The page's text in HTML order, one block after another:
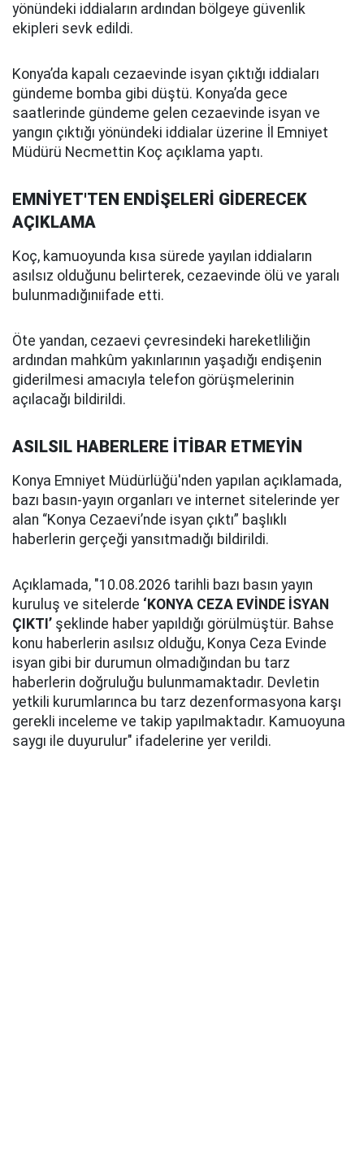
yönündeki iddiaların ardından bölgeye güvenlik
ekipleri sevk edildi.
Konya’da kapalı cezaevinde isyan çıktığı iddiaları
gündeme bomba gibi düştü. Konya’da gece
saatlerinde gündeme gelen cezaevinde isyan ve
yangın çıktığı yönündeki iddialar üzerine İl Emniyet
Müdürü Necmettin Koç açıklama yaptı.
EMNİYET'TEN ENDİŞELERİ GİDERECEK
AÇIKLAMA
Koç, kamuoyunda kısa sürede yayılan iddiaların
asılsız olduğunu belirterek, cezaevinde ölü ve yaralı
bulunmadığınıifade etti.
Öte yandan, cezaevi çevresindeki hareketliliğin
ardından mahkûm yakınlarının yaşadığı endişenin
giderilmesi amacıyla telefon görüşmelerinin
açılacağı bildirildi.
ASILSIL HABERLERE İTİBAR ETMEYİN
Konya Emniyet Müdürlüğü'nden yapılan açıklamada,
bazı basın-yayın organları ve internet sitelerinde yer
alan “Konya Cezaevi’nde isyan çıktı” başlıklı
haberlerin gerçeği yansıtmadığı bildirildi.
Açıklamada, "10.08.2026 tarihli bazı basın yayın
kuruluş ve sitelerde ‘KONYA CEZA EVİNDE İSYAN
ÇIKTI’ şeklinde haber yapıldığı görülmüştür. Bahse
konu haberlerin asılsız olduğu, Konya Ceza Evinde
isyan gibi bir durumun olmadığından bu tarz
haberlerin doğruluğu bulunmamaktadır. Devletin
yetkili kurumlarınca bu tarz dezenformasyona karşı
gerekli inceleme ve takip yapılmaktadır. Kamuoyuna
saygı ile duyurulur" ifadelerine yer verildi.